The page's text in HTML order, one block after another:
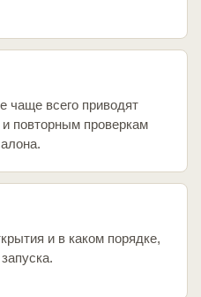
чаще всего приводят
повторным проверкам
и в каком порядке,